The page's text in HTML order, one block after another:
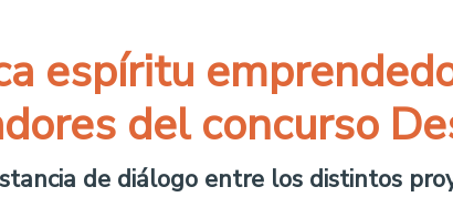
espíritu
del concurso
de diálogo entre los distintos